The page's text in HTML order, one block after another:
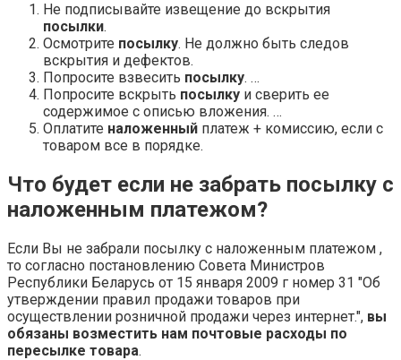
Не подписывайте извещение до вскрытия
посылки.
Осмотрите посылку. Не должно быть следов
вскрытия и дефектов.
Попросите взвесить посылку. …
Попросите вскрыть посылку и сверить ее
содержимое с описью вложения. …
Оплатите наложенный платеж + комиссию, если с
товаром все в порядке.
Что будет если не забрать посылку с
наложенным платежом?
Если Вы не забрали посылку с наложенным платежом ,
то согласно постановлению Совета Министров
Республики Беларусь от 15 января 2009 г номер 31 "Об
утверждении правил продажи товаров при
осуществлении розничной продажи через интернет.", вы
обязаны возместить нам почтовые расходы по
пересылке товара.